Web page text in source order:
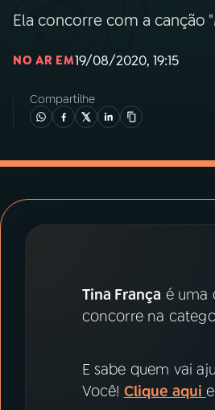
03PROGRAMAÇÃO
05PODCASTS
PRÊMIO RÁDIO MEC
YouTube
Ela concorre com a canção
NO AR EM19/08/2020, 19:15
Compartilhe
Tina França é uma
concorre na
E sabe quem vai
Você! Clique aqui